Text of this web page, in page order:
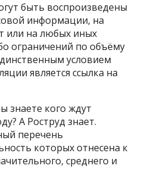
быть воспроизведены
информации, на
или на любых иных
ограничений по объёму
условием
является ссылка на
знаете кого ждут
А Роструд знает.
перечень
которых отнесена к
среднего и